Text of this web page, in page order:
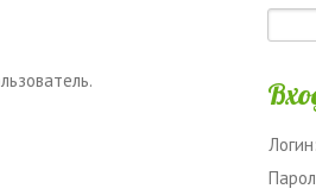
Логин: